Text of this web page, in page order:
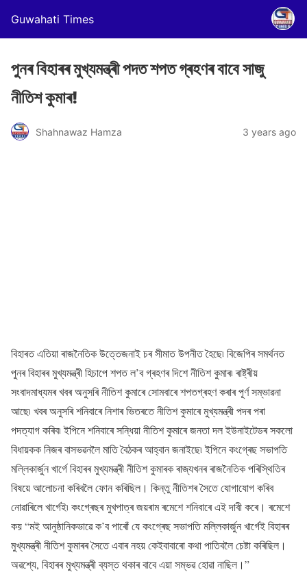
Guwahati Times
পুনৰ বিহাৰৰ মুখ্যমন্ত্ৰী পদত শপত গ্ৰহণৰ বাবে সাজু
নীতিশ কুমাৰ!
Shahnawaz Hamza 3 years ago
বিহাৰত এতিয়া ৰাজনৈতিক উত্তেজনাই চৰ সীমাত উপনীত হৈছে৷ বিজেপিৰ সমৰ্থনত
পুনৰ বিহাৰৰ মুখ্যমন্ত্ৰী হিচাপে শপত ল’ব গ্ৰহণৰ দিশে নীতিশ কুমাৰ৷ ৰাষ্ট্ৰীয়
সংবাদমাধ্যমৰ খবৰ অনুসৰি নীতিশ কুমাৰে সোমবাৰে শপতগ্ৰহণ কৰাৰ পূৰ্ণ সম্ভাৱনা
আছে৷ খবৰ অনুসৰি শনিবাৰে নিশাৰ ভিতৰতে নীতিশ কুমাৰে মুখ্যমন্ত্ৰী পদৰ পৰা
পদত্যাগ কৰিব৷ ইপিনে শনিবাৰে সন্ধিয়া নীতিশ কুমাৰে জনতা দল ইউনাইটেডৰ সকলো
বিধায়কক নিজৰ বাসভৱনলৈ মাতি বৈঠকৰ আহ্বান জনাইছে৷ ইপিনে কংগ্ৰেছ সভাপতি
মল্লিকাৰ্জুন খাৰ্গে বিহাৰৰ মুখ্যমন্ত্ৰী নীতিশ কুমাৰক ৰাজ্যখনৰ ৰাজনৈতিক পৰিস্থিতিৰ
বিষয়ে আলোচনা কৰিবলৈ ফোন কৰিছিল। কিন্তু নীতিশৰ সৈতে যোগাযোগ কৰিব
নোৱাৰিলে খাৰ্গেই৷ কংগ্ৰেছৰ মুখপাত্ৰ জয়ৰাম ৰমেশে শনিবাৰে এই দাবী কৰে। ৰমেশে
কয় “মই আনুষ্ঠানিকভাৱে ক’ব পাৰোঁ যে কংগ্ৰেছ সভাপতি মল্লিকাৰ্জুন খাৰ্গেই বিহাৰৰ
মুখ্যমন্ত্ৰী নীতিশ কুমাৰৰ সৈতে এবাৰ নহয় কেইবাবাৰো কথা পাতিবলৈ চেষ্টা কৰিছিল।
অৱশ্যে, বিহাৰৰ মুখ্যমন্ত্ৰী ব্যস্ত থকাৰ বাবে এয়া সম্ভৱ হোৱা নাছিল।”